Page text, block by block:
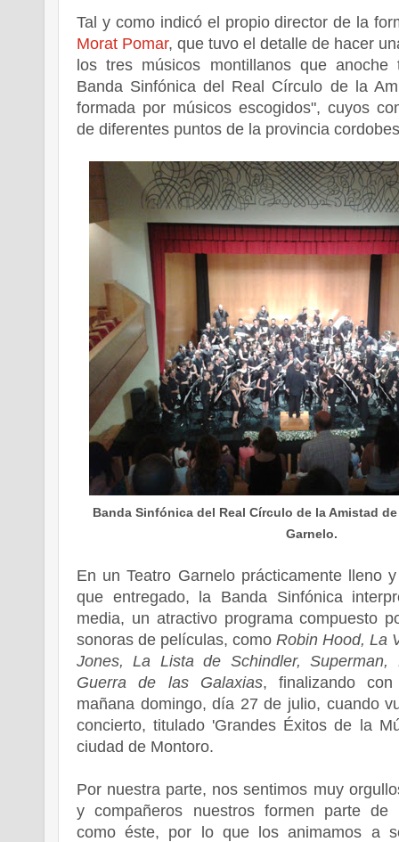
Tal y como indicó el propio director de la
Morat Pomar, que tuvo el detalle de hacer
los tres músicos montillanos que
Banda Sinfónica del Real Círculo de la
formada por músicos escogidos", cuyos
de diferentes puntos de la provincia
Banda Sinfónica del Real Círculo de la Amistad
Garnelo.
En un Teatro Garnelo prácticamente lleno
que entregado, la Banda Sinfónica
media, un atractivo programa compuesto
sonoras de películas, como Robin Hood, La
Jones, La Lista de Schindler, Superman,
Guerra de las Galaxias, finalizando
mañana domingo, día 27 de julio, cuando
concierto, titulado 'Grandes Éxitos de la
ciudad de Montoro.
Por nuestra parte, nos sentimos muy
y compañeros nuestros formen parte de
como éste, por lo que los animamos a